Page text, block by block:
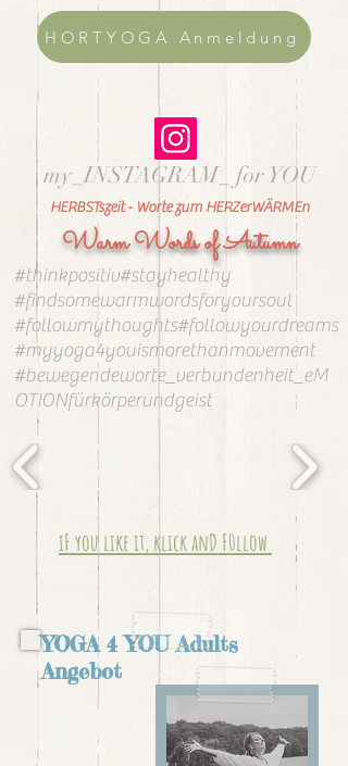
HORTYOGA Anmeldung
my_INSTAGRAM_ for YOU
HERBSTszeit - Worte zum HERZerWÄRMEn
Warm Words of Autumn
#thinkpositiv#stayhealthy
#findsomewarmwordsforyoursoul
#followmythoughts#followyourdreams
#myyoga4youismorethanmovement
#bewegendeworte_verbundenheit_eM
OTIONfürkörperundgeist
iF you like it, klick anD F0llow
YOGA 4 YOU Adults
Angebot